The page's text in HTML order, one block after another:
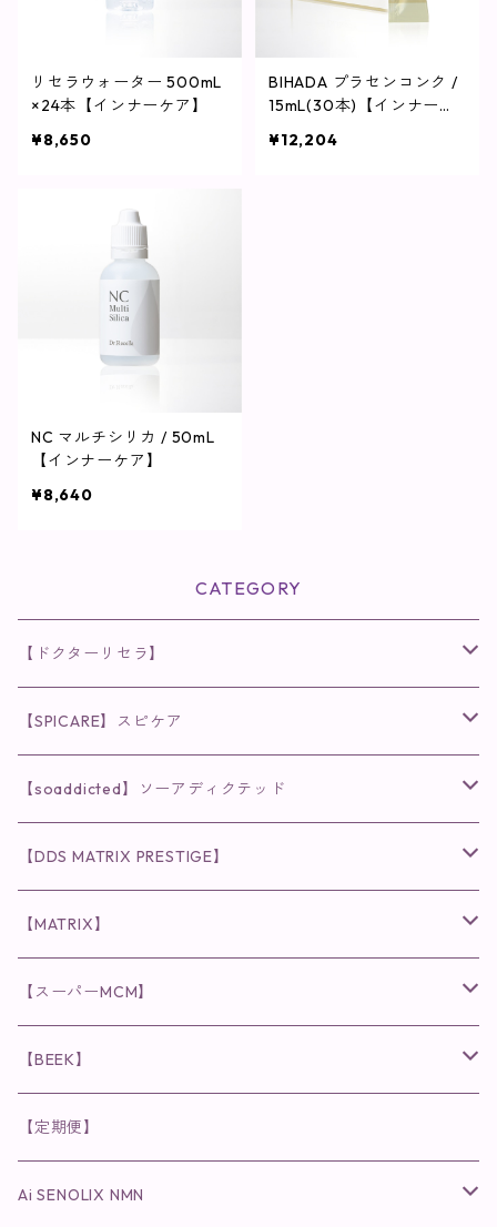
リセラウォーター 500mL
×24本【インナーケア】
¥8,650
BIHADA プラセンコンク /
15mL(30本)【インナーケ
¥12,204
NC マルチシリカ / 50mL
【インナーケア】
¥8,640
CATEGORY
【ドクターリセラ】
◉AQUA VENUS
クレンジング・洗顔
化粧水
保湿ジェル・クリーム
◉VI PLANTE
リキッド
ディフェンサー
◉ナチュリスティーアクレス
クレンジング
洗顔
◉インナーケア
食品
粒タイプ
◉cocochia
ヘナカラー
ヘアファンデーション
◉美顔器
◉スペシャルケア
◉肌悩み
【SPICARE】スピケア
◉V3シリーズ
ファンデーション・ベース
クレンジング・洗顔
◉V3 VSPIC C Line
クレンジング・洗顔
化粧水
◉スピケアシリーズ
◉V.O.Sシリーズ
クレンジング・洗顔
化粧水
◉メンズシリーズ
クレンジング・洗顔
化粧水
◉MESシリーズ
【soaddicted】ソーアディクテッド
ラッシュアディクト
まつ毛用美容液
眉毛用美容液
リップアディクト
唇用美容液
ヘアアディクト
【DDS MATRIX PRESTIGE】
スキンケアシリーズ
美容液
【MATRIX】
スキンケアシリーズ
美容液
洗顔
【スーパーMCM】
インナーケア
【BEEK】
インナーケア
【定期便】
Ai SENOLIX NMN